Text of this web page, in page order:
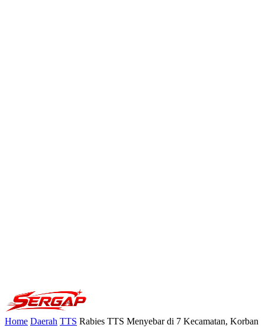
Home Daerah TTS Rabies TTS Menyebar di 7 Kecamatan, Korban